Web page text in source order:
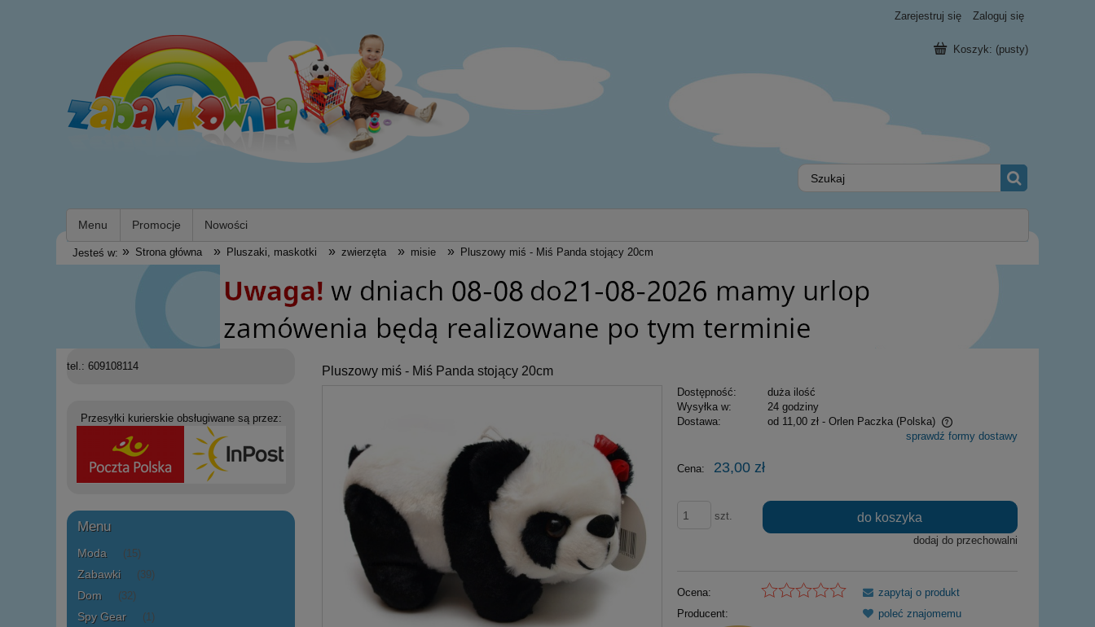
Zarejestruj się Zaloguj się
Koszyk: (pusty)
Menu Promocje Nowości
Jesteś w: » Strona główna » Pluszaki, maskotki » zwierzęta » misie » Pluszowy miś - Miś Panda stojący 20cm
tel.: 609108114
Przesyłki kurierskie obsługiwane są przez:
Menu
Moda (15)
Zabawki (39)
Dom (32)
Spy Gear (1)
Pluszowy miś - Miś Panda stojący 20cm
Dostępność:
duża ilość
Wysyłka w:
24 godziny
Dostawa:
od 11,00 zł - Orlen Paczka (Polska)
płatności
sprawdź formy dostawy
Cena: 23,00 zł
szt. do koszyka
dodaj do przechowalni
Ocena:
Producent:
zapytaj o produkt
poleć znajomemu